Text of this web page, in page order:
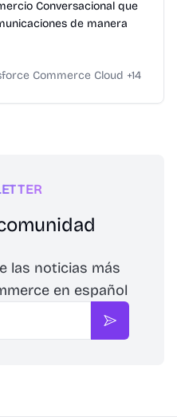
Conversacional que
de manera
Commerce Cloud +14
las noticias más
en español
Suscribirse